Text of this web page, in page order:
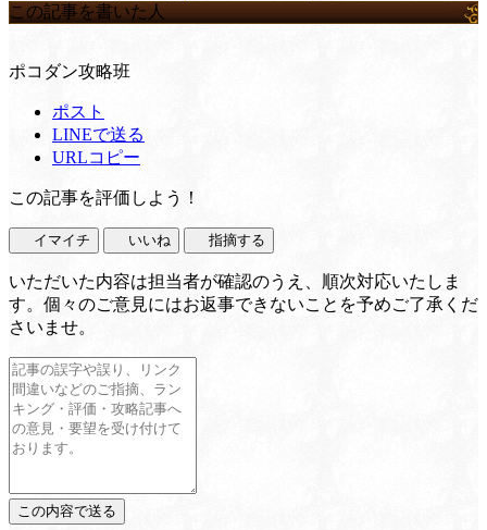
この記事を書いた人
ポコダン攻略班
ポスト
LINEで送る
URLコピー
この記事を評価しよう！
イマイチ いいね 指摘する
いただいた内容は担当者が確認のうえ、順次対応いたしま
す。個々のご意見にはお返事できないことを予めご了承くだ
さいませ。